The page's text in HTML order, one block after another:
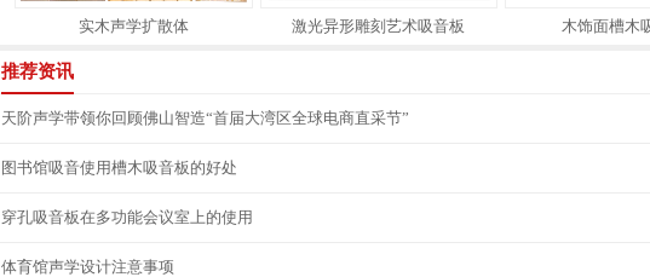
实木声学扩散体 激光异形雕刻艺术吸音板 木饰面槽木
推荐资讯
天阶声学带领你回顾佛山智造“首届大湾区全球电商直采节”
图书馆吸音使用槽木吸音板的好处
穿孔吸音板在多功能会议室上的使用
体育馆声学设计注意事项